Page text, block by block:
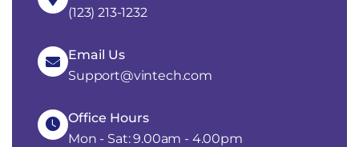
(123) 213-1232
Email Us
Support@vintech.com
Office Hours
Mon - Sat: 9.00am - 4.00pm